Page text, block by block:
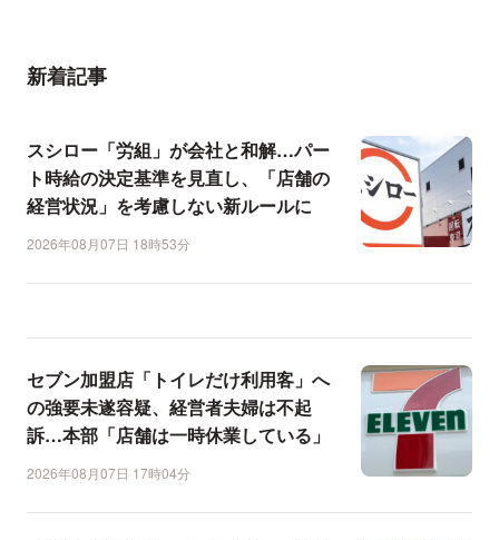
新着記事
スシロー「労組」が会社と和解…パー
ト時給の決定基準を見直し、「店舗の
経営状況」を考慮しない新ルールに
2026年08月07日 18時53分
セブン加盟店「トイレだけ利用客」へ
の強要未遂容疑、経営者夫婦は不起
訴…本部「店舗は一時休業している」
2026年08月07日 17時04分